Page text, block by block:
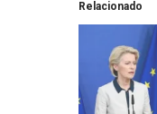
Relacionado